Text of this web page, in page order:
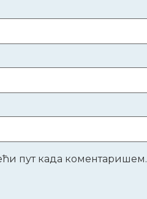
пут када коментаришем.